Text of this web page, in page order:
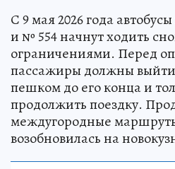
С 9 мая 2026 года
и № 554 начнут ходить
ограничениями. Перед
пассажиры должны выйти
пешком до его конца и
продолжить поездку.
междугородные
возобновилась на